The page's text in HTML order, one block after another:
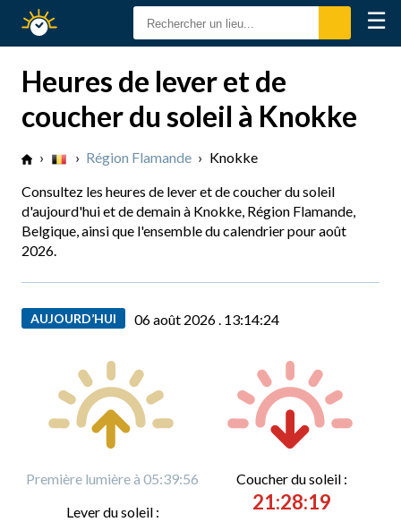
Calendrier
Solaire
☰
Heures de lever et de
coucher du soleil à Knokke
› › Région Flamande › Knokke
Consultez les heures de lever et de coucher du soleil
d'aujourd'hui et de demain à Knokke, Région Flamande,
Belgique, ainsi que l'ensemble du calendrier pour août
2026.
AUJOURD’HUI 06 août 2026 . 13:14:25
Première lumière à 05:39:56
Lever du soleil :
Coucher du soleil :
21:28:19